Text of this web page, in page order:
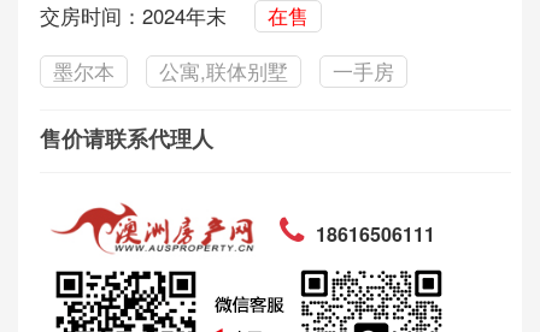
交房时间：2024年末
在售
墨尔本
公寓,联体别墅 一手房
售价请联系代理人
18616506111